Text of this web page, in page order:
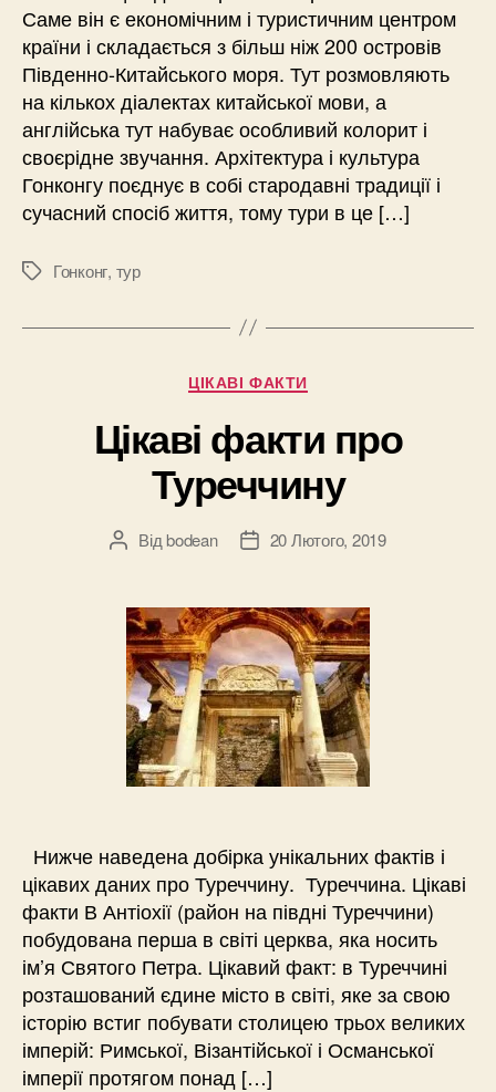
Саме він є економічним і туристичним центром
країни і складається з більш ніж 200 островів
Південно-Китайського моря. Тут розмовляють
на кількох діалектах китайської мови, а
англійська тут набуває особливий колорит і
своєрідне звучання. Архітектура і культура
Гонконгу поєднує в собі стародавні традиції і
сучасний спосіб життя, тому тури в це […]
Позначки
Гонконг, тур
Категорії
ЦІКАВІ ФАКТИ
Цікаві факти про
Туреччину
Автор
Відbodean
Дата20 Лютого, 2019
Нижче наведена добірка унікальних фактів і
цікавих даних про Туреччину. Туреччина. Цікаві
факти В Антіохії (район на півдні Туреччини)
побудована перша в світі церква, яка носить
ім’я Святого Петра. Цікавий факт: в Туреччині
розташований єдине місто в світі, яке за свою
історію встиг побувати столицею трьох великих
імперій: Римської, Візантійської і Османської
імперії протягом понад […]